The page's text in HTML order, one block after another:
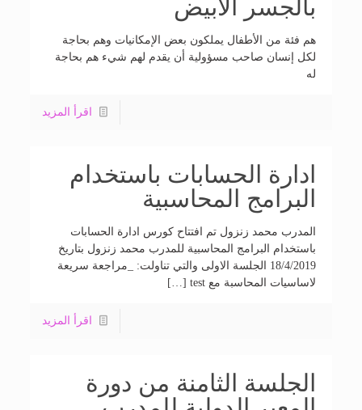
بالجسر الأبيض
هم فئة من الأطفال يملكون بعض الإمكانيات وهم بحاجة
لكل إنسان صاحب مسؤولية أن يقدم لهم شيء هم بحاجة
له
اقرأ المزيد
ادارة الحسابات باستخدام
البرامج المحاسبية
المدرب محمد زنزول تم افتتاح كورس ادارة الحسابات
باستخدام البرامج المحاسبية للمدرب محمد زنزول بتاريخ
18/4/2019 الجلسة الاولى والتي تناولت: _مراجعة سريعة
لاساسيات المحاسبة مع test […]
اقرأ المزيد
الجلسة الثامنة من دورة